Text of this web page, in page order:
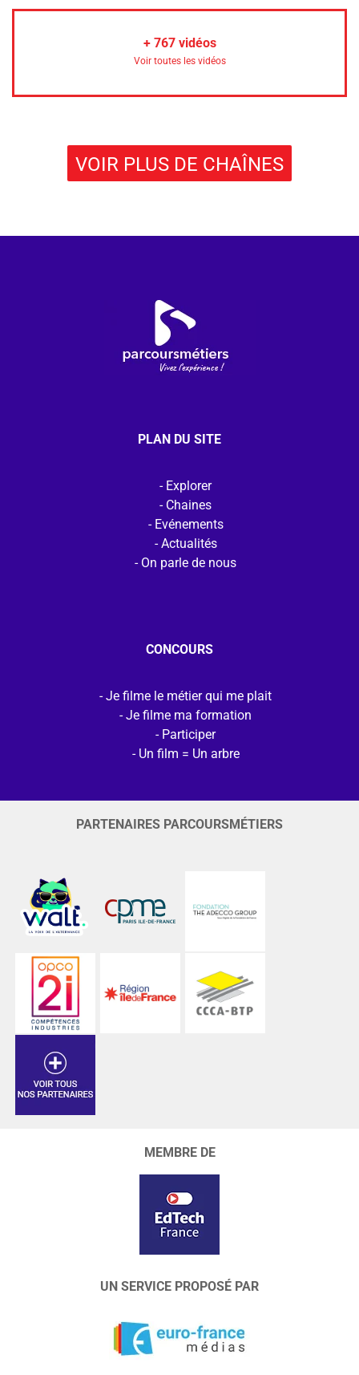
+ 767vidéos
Voir toutes les vidéos
VOIR PLUS DE CHAÎNES
PLAN DU SITE
Explorer
Chaines
Evénements
Actualités
On parle de nous
CONCOURS
Je filme le métier qui me plait
Je filme ma formation
Participer
Un film = Un arbre
PARTENAIRES PARCOURSMÉTIERS
MEMBRE DE
UN SERVICE PROPOSÉ PAR